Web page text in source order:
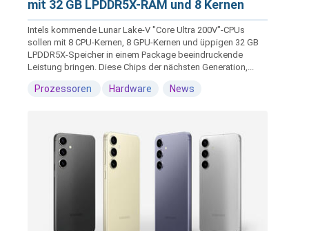
mit 32 GB LPDDR5X-RAM und 8 Kernen
Intels kommende Lunar Lake-V "Core Ultra 200V"-CPUs
sollen mit 8 CPU-Kernen, 8 GPU-Kernen und üppigen 32 GB
LPDDR5X-Speicher in einem Package beeindruckende
Leistung bringen. Diese Chips der nächsten Generation,...
Prozessoren Hardware News